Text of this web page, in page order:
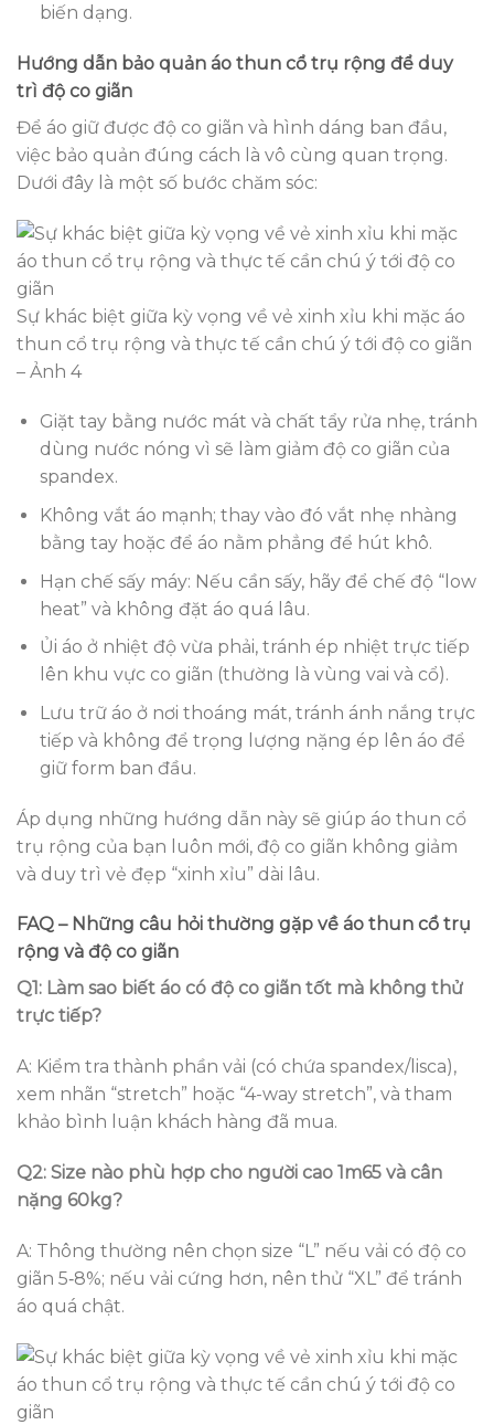
biến dạng.
Hướng dẫn bảo quản áo thun cổ trụ rộng để duy
trì độ co giãn
Để áo giữ được độ co giãn và hình dáng ban đầu,
việc bảo quản đúng cách là vô cùng quan trọng.
Dưới đây là một số bước chăm sóc:
Sự khác biệt giữa kỳ vọng về vẻ xinh xỉu khi mặc áo
thun cổ trụ rộng và thực tế cần chú ý tới độ co giãn
– Ảnh 4
Giặt tay bằng nước mát và chất tẩy rửa nhẹ, tránh
dùng nước nóng vì sẽ làm giảm độ co giãn của
spandex.
Không vắt áo mạnh; thay vào đó vắt nhẹ nhàng
bằng tay hoặc để áo nằm phẳng để hút khô.
Hạn chế sấy máy: Nếu cần sấy, hãy để chế độ “low
heat” và không đặt áo quá lâu.
Ủi áo ở nhiệt độ vừa phải, tránh ép nhiệt trực tiếp
lên khu vực co giãn (thường là vùng vai và cổ).
Lưu trữ áo ở nơi thoáng mát, tránh ánh nắng trực
tiếp và không để trọng lượng nặng ép lên áo để
giữ form ban đầu.
Áp dụng những hướng dẫn này sẽ giúp áo thun cổ
trụ rộng của bạn luôn mới, độ co giãn không giảm
và duy trì vẻ đẹp “xinh xỉu” dài lâu.
FAQ – Những câu hỏi thường gặp về áo thun cổ trụ
rộng và độ co giãn
Q1: Làm sao biết áo có độ co giãn tốt mà không thử
trực tiếp?
A: Kiểm tra thành phần vải (có chứa spandex/lisca),
xem nhãn “stretch” hoặc “4-way stretch”, và tham
khảo bình luận khách hàng đã mua.
Q2: Size nào phù hợp cho người cao 1m65 và cân
nặng 60kg?
A: Thông thường nên chọn size “L” nếu vải có độ co
giãn 5‑8%; nếu vải cứng hơn, nên thử “XL” để tránh
áo quá chật.